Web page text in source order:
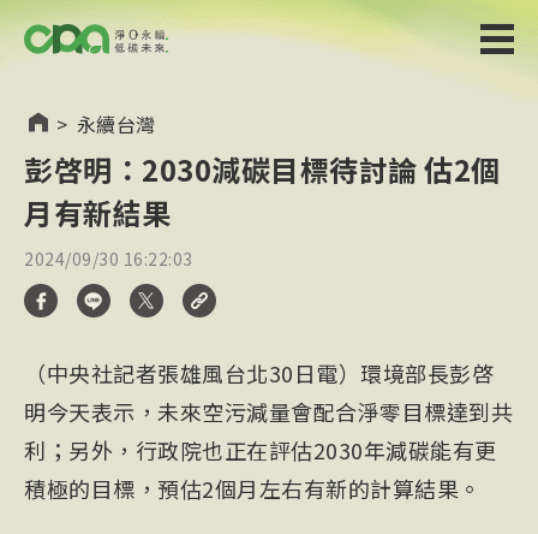
> 永續台灣
彭啓明：2030減碳目標待討論 估2個
月有新結果
2024/09/30 16:22:03
（中央社記者張雄風台北30日電）環境部長彭啓
明今天表示，未來空污減量會配合淨零目標達到共
利；另外，行政院也正在評估2030年減碳能有更
積極的目標，預估2個月左右有新的計算結果。